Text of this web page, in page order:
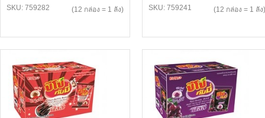
SKU: 759282 (12 กล่อง = 1 ลัง) SKU: 759241 (12 กล่อง = 1 ลัง)